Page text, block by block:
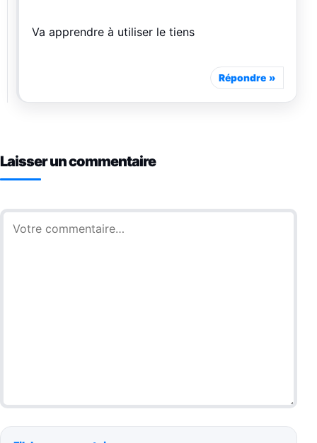
Va apprendre à utiliser le tiens
Répondre
Laisser un commentaire
Commentaire